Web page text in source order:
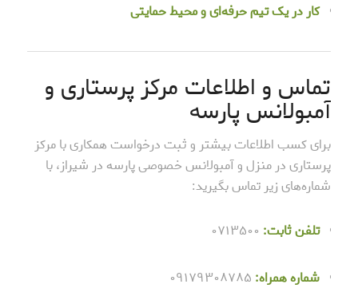
کار در یک تیم حرفه‌ای و محیط حمایتی
تماس و اطلاعات مرکز پرستاری و
آمبولانس پارسه
برای کسب اطلاعات بیشتر و ثبت درخواست همکاری با مرکز
پرستاری در منزل و آمبولانس خصوصی پارسه در شیراز، با
شماره‌های زیر تماس بگیرید:
تلفن ثابت:
شماره همراه: